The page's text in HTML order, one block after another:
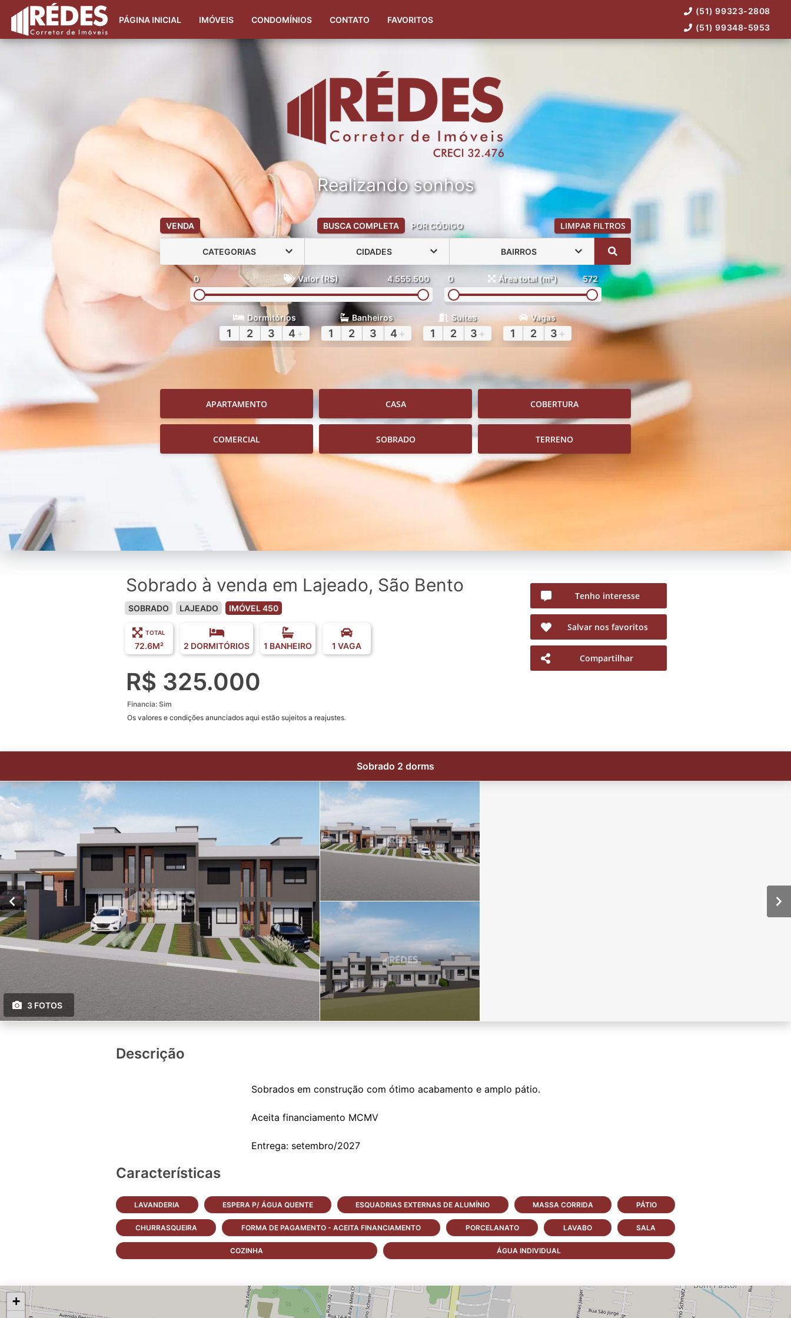
(51) 99323-2808 (51) 99348-5953
PÁGINA INICIAL IMÓVEIS CONDOMÍNIOS CONTATO FAVORITOS
(51) 99323-2808
(51) 99348-5953
Realizando sonhos
VENDA BUSCA COMPLETA POR CÓDIGO LIMPAR FILTROS
CATEGORIAS CIDADES BAIRROS
0 Valor (R$) 4.555.500 0 Área total (m²) 572
Dormitórios
1 2 3 4 +
Banheiros
1 2 3 4 +
Suítes
1 2 3 +
Vagas
1 2 3 +
APARTAMENTO CASA COBERTURA
COMERCIAL SOBRADO TERRENO
Sobrado à venda em Lajeado, São Bento
SOBRADO LAJEADO IMÓVEL 450
TOTAL
72.6M² 2 DORMITÓRIOS 1 BANHEIRO 1 VAGA
R$ 325.000
Financia: Sim
Os valores e condições anunciados aqui estão sujeitos a reajustes.
Tenho interesse
Salvar nos favoritos
Compartilhar
Sobrado 2 dorms
3 FOTOS
Descrição
Sobrados em construção com ótimo acabamento e amplo pátio.
Aceita financiamento MCMV
Entrega: setembro/2027
Características
LAVANDERIA ESPERA P/ ÁGUA QUENTE ESQUADRIAS EXTERNAS DE ALUMÍNIO MASSA CORRIDA PÁTIO
CHURRASQUEIRA FORMA DE PAGAMENTO - ACEITA FINANCIAMENTO PORCELANATO LAVABO SALA
COZINHA ÁGUA INDIVIDUAL
+